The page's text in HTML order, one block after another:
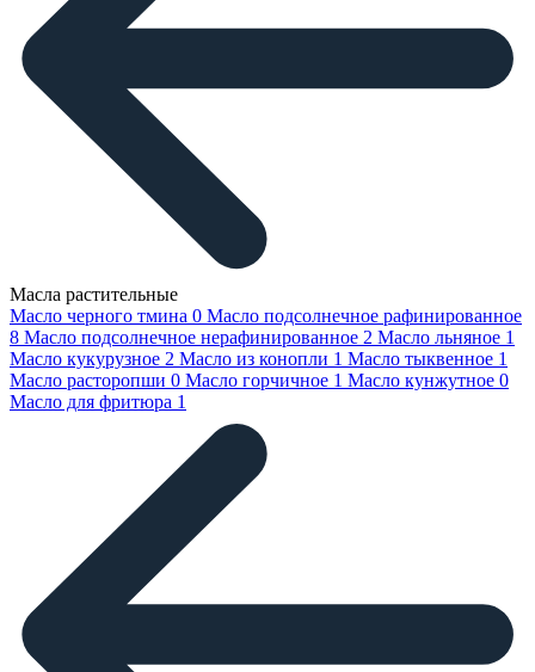
Масла растительные
Масло черного тмина 0 Масло подсолнечное рафинированное
8 Масло подсолнечное нерафинированное 2 Масло льняное 1
Масло кукурузное 2 Масло из конопли 1 Масло тыквенное 1
Масло расторопши 0 Масло горчичное 1 Масло кунжутное 0
Масло для фритюра 1